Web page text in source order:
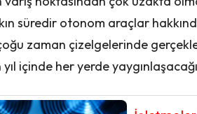
süredir otonom araçlar
zaman çizelgelerinde
yıl içinde her yerde